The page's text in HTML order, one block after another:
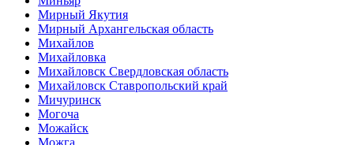
Мирный Якутия
Мирный Архангельская область
Михайлов
Михайловка
Михайловск Свердловская область
Михайловск Ставропольский край
Мичуринск
Могоча
Можайск
Можга